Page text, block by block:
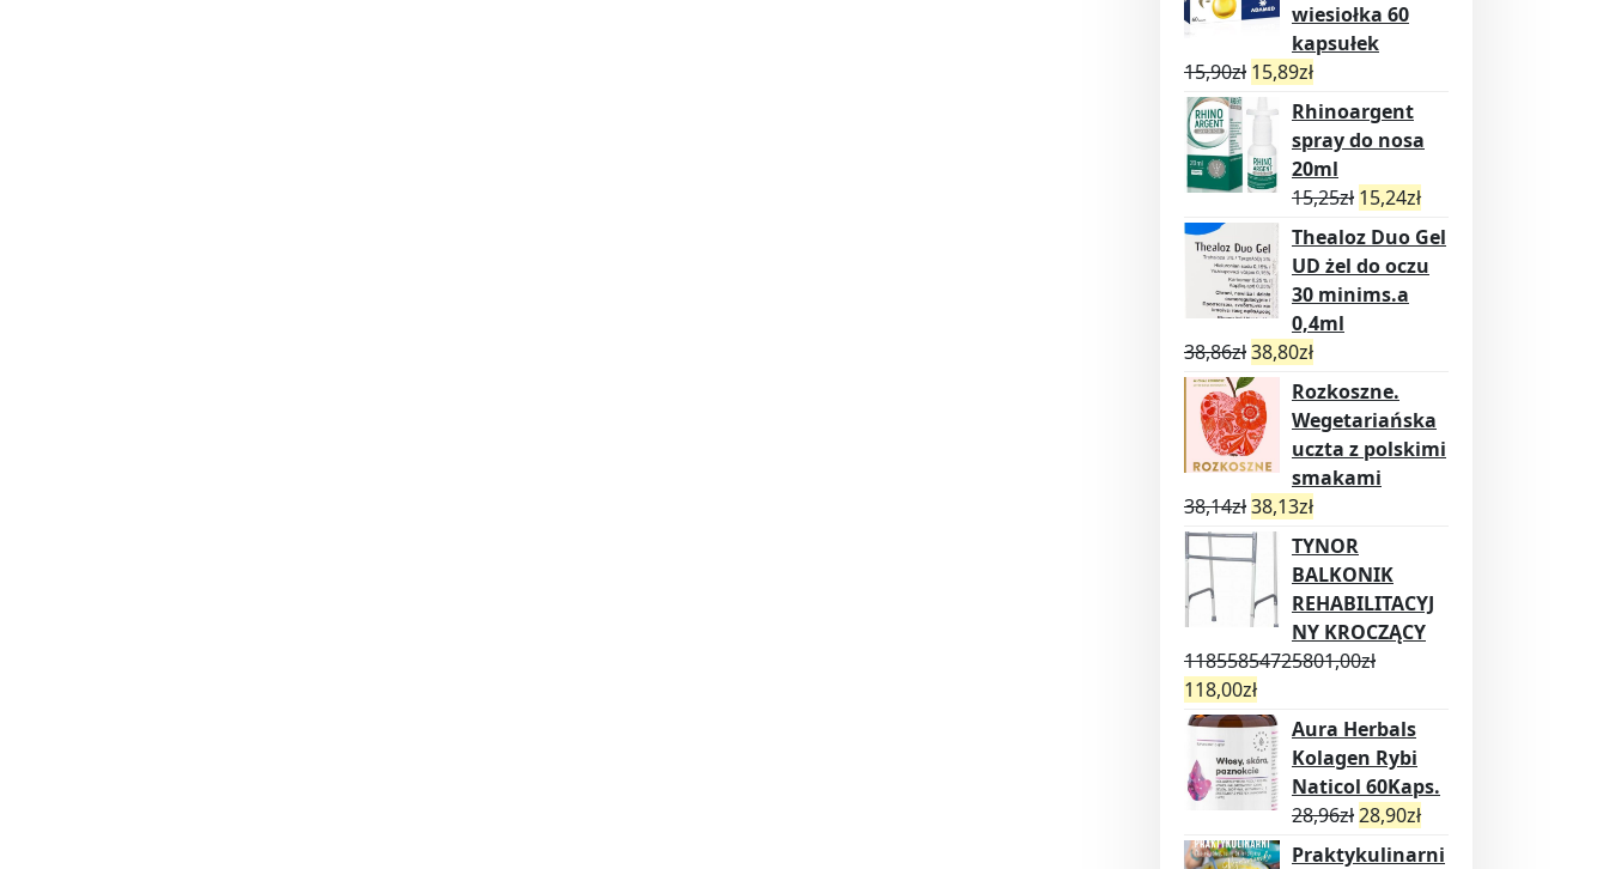
wiesiołka 60
kapsułek
15,90zł 15,89zł
Rhinoargent
spray do nosa
20ml
15,25zł 15,24zł
Thealoz Duo Gel
UD żel do oczu
30 minims.a
0,4ml
38,86zł38,80zł
Rozkoszne.
Wegetariańska
uczta z polskimi
smakami
38,14zł38,13zł
TYNOR
BALKONIK
REHABILITACYJ
NY KROCZĄCY
11855854725801,00zł
118,00zł
Aura Herbals
Kolagen Rybi
Naticol 60Kaps.
28,96zł28,90zł
Praktykulinarni